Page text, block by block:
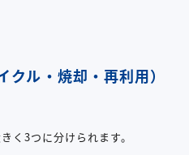
ル・焼却・再利用）
く3つに分けられます。